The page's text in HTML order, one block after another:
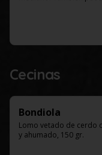
para al menos 48 horas
Cecinas
Bondiola
Lomo vetado de cerdo
y ahumado, 150 gr.